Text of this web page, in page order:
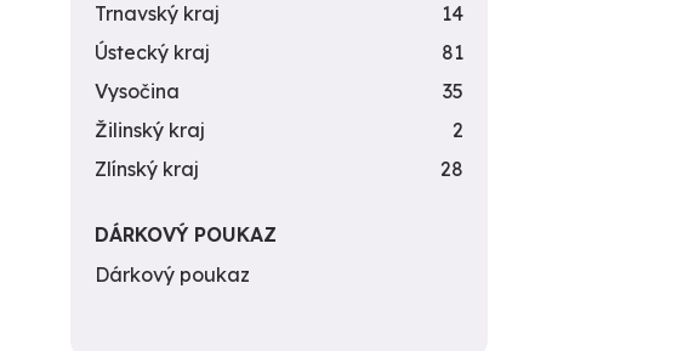
Trnavský kraj
14
Ústecký kraj
81
Vysočina
35
Žilinský kraj
2
Zlínský kraj
28
DÁRKOVÝ POUKAZ
Dárkový poukaz